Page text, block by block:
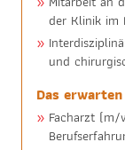
der Klinik im
und
Das
Facharzt